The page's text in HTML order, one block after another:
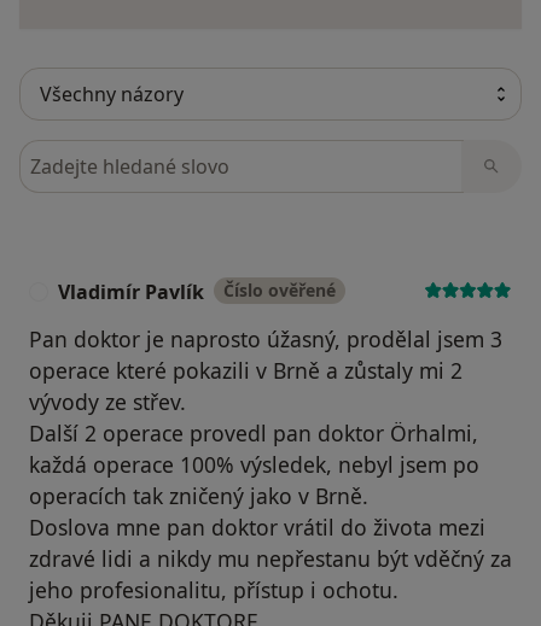
Hledejte v názorech
Vladimír Pavlík Číslo ověřené
Pan doktor je naprosto úžasný, prodělal jsem 3
operace které pokazili v Brně a zůstaly mi 2
vývody ze střev.
Další 2 operace provedl pan doktor Örhalmi,
každá operace 100% výsledek, nebyl jsem po
operacích tak zničený jako v Brně.
Doslova mne pan doktor vrátil do života mezi
zdravé lidi a nikdy mu nepřestanu být vděčný za
jeho profesionalitu, přístup i ochotu.